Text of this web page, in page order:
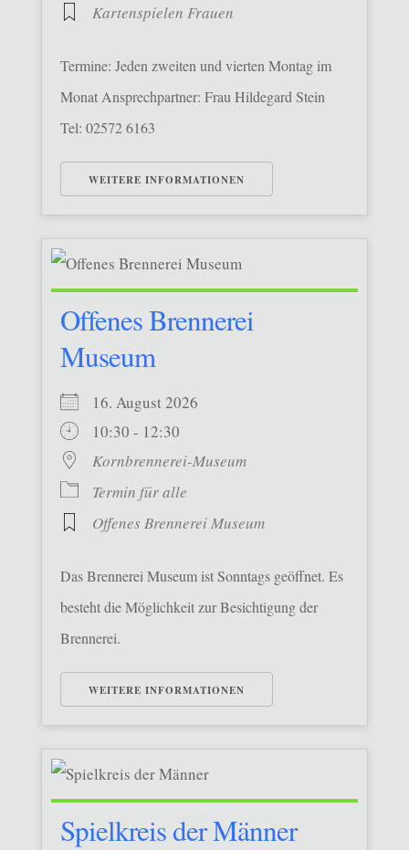
Kartenspielen Frauen
Termine: Jeden zweiten und vierten Montag im
Monat Ansprechpartner: Frau Hildegard Stein
Tel: 02572 6163
WEITERE INFORMATIONEN
Offenes Brennerei
Museum
16. August 2026
10:30 - 12:30
Kornbrennerei-Museum
Termin für alle
Offenes Brennerei Museum
Das Brennerei Museum ist Sonntags geöffnet. Es
besteht die Möglichkeit zur Besichtigung der
Brennerei.
WEITERE INFORMATIONEN
Spielkreis der Männer